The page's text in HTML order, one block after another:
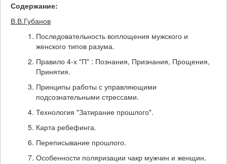
Содержание:
В.В.Губанов
Последовательность воплощения мужского и
женского типов разума.
Правило 4-х "П" : Познания, Признания, Прощения,
Принятия.
Принципы работы с управляющими
подсознательными стрессами.
Технология "Затирание прошлого".
Карта ребефинга.
Переписывание прошлого.
Особенности поляризации чакр мужчин и женщин.